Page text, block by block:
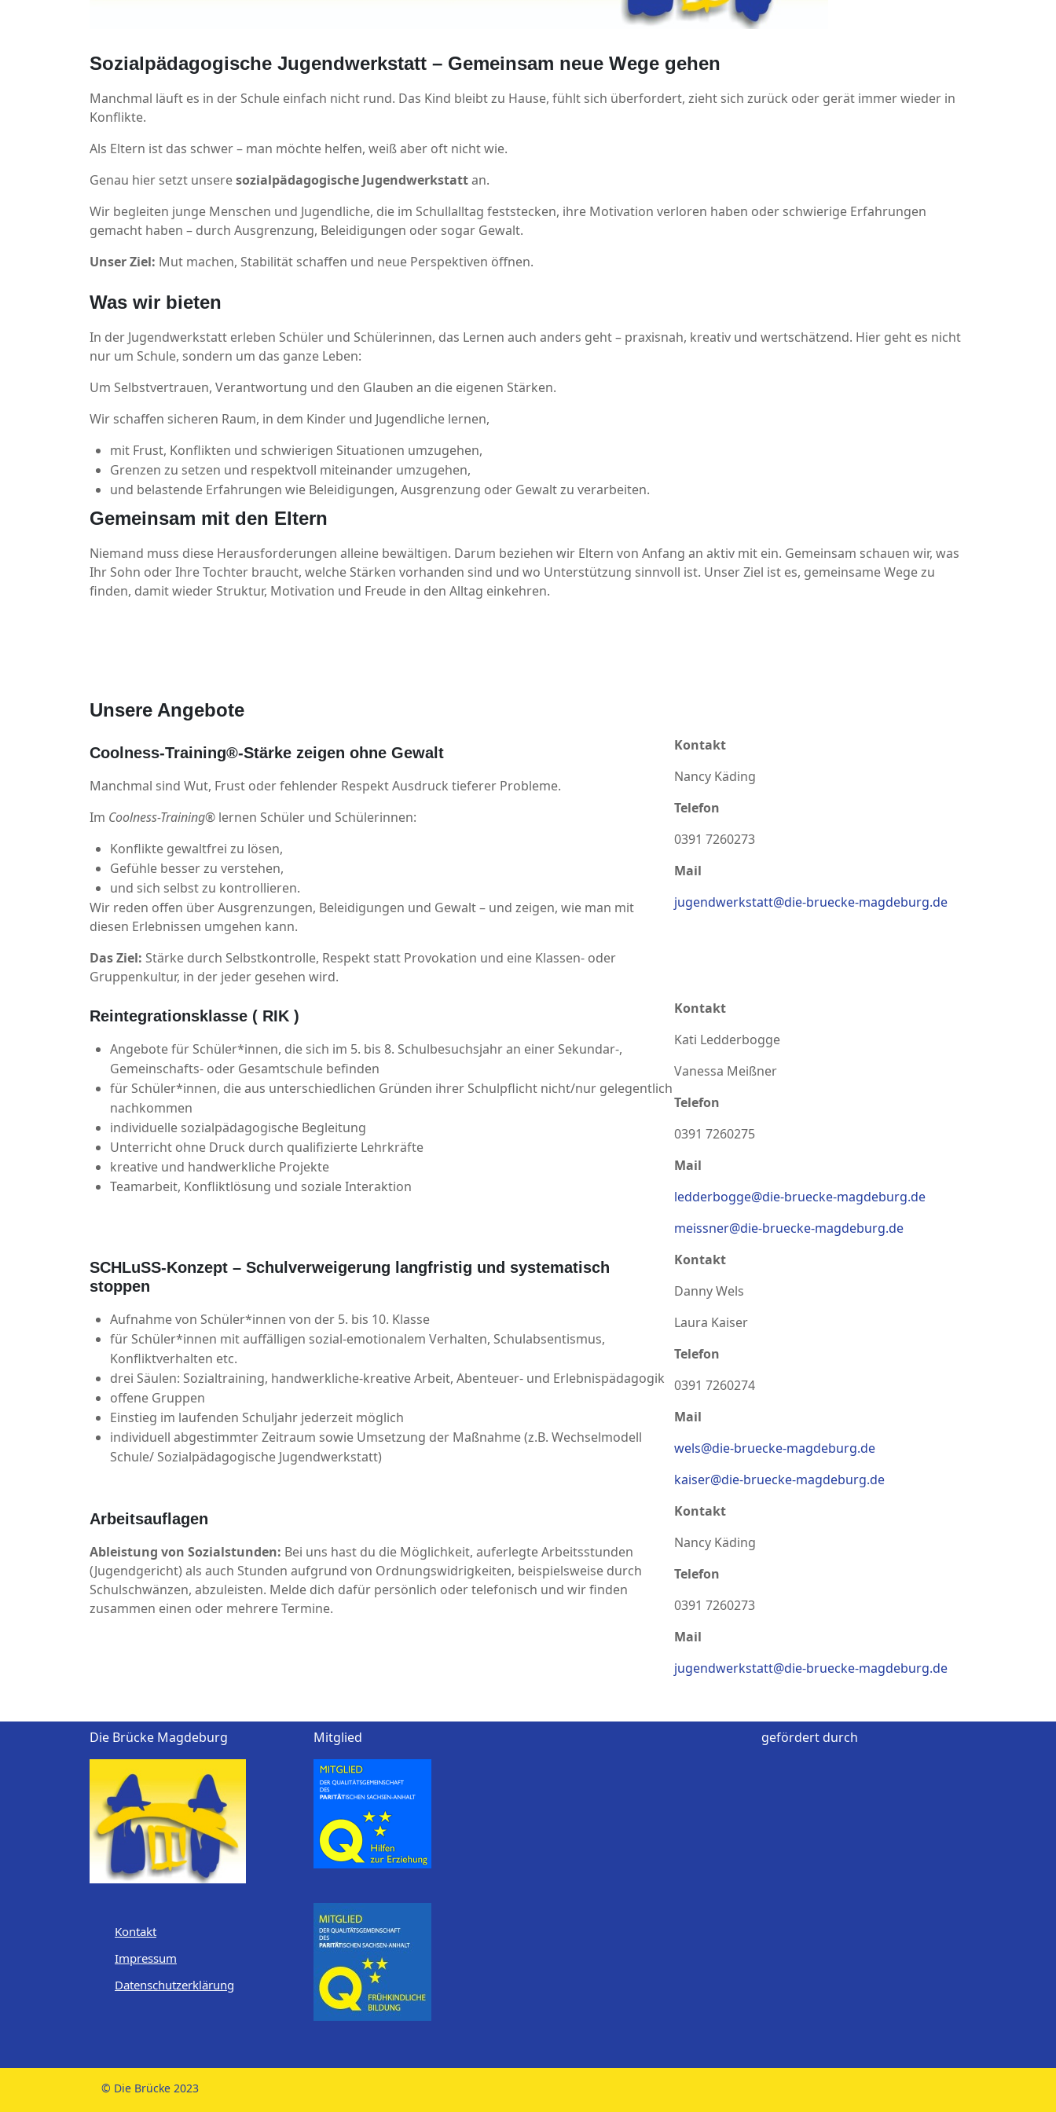
Sozialpädagogische Jugendwerkstatt – Gemeinsam neue Wege gehen
Manchmal läuft es in der Schule einfach nicht rund. Das Kind bleibt zu Hause, fühlt sich überfordert, zieht sich zurück oder gerät immer wieder in
Konflikte.
Als Eltern ist das schwer – man möchte helfen, weiß aber oft nicht wie.
Genau hier setzt unseresozialpädagogische Jugendwerkstattan.
Wir begleiten junge Menschen und Jugendliche, die im Schullalltag feststecken, ihre Motivation verloren haben oder schwierige Erfahrungen
gemacht haben – durch Ausgrenzung, Beleidigungen oder sogar Gewalt.
Unser Ziel: Mut machen, Stabilität schaffen und neue Perspektiven öffnen.
Was wir bieten
In der Jugendwerkstatt erleben Schüler und Schülerinnen, das Lernen auch anders geht – praxisnah, kreativ und wertschätzend. Hier geht es nicht
nur um Schule, sondern um das ganze Leben:
Um Selbstvertrauen, Verantwortung und den Glauben an die eigenen Stärken.
Wir schaffen sicheren Raum, in dem Kinder und Jugendliche lernen,
mit Frust, Konflikten und schwierigen Situationen umzugehen,
Grenzen zu setzen und respektvoll miteinander umzugehen,
und belastende Erfahrungen wie Beleidigungen, Ausgrenzung oder Gewalt zu verarbeiten.
Gemeinsam mit den Eltern
Niemand muss diese Herausforderungen alleine bewältigen. Darum beziehen wir Eltern von Anfang an aktiv mit ein. Gemeinsam schauen wir, was
Ihr Sohn oder Ihre Tochter braucht, welche Stärken vorhanden sind und wo Unterstützung sinnvoll ist. Unser Ziel ist es, gemeinsame Wege zu
finden, damit wieder Struktur, Motivation und Freude in den Alltag einkehren.
Unsere Angebote
Coolness-Training®-Stärke zeigen ohne Gewalt
Manchmal sind Wut, Frust oder fehlender Respekt Ausdruck tieferer Probleme.
Im Coolness-Training® lernen Schüler und Schülerinnen:
Konflikte gewaltfrei zu lösen,
Gefühle besser zu verstehen,
und sich selbst zu kontrollieren.
Wir reden offen über Ausgrenzungen, Beleidigungen und Gewalt – und zeigen, wie man mit
diesen Erlebnissen umgehen kann.
Das Ziel: Stärke durch Selbstkontrolle, Respekt statt Provokation und eine Klassen- oder
Gruppenkultur, in der jeder gesehen wird.
Kontakt
Nancy Käding
Telefon
0391 7260273
Mail
jugendwerkstatt@die-bruecke-magdeburg.de
Reintegrationsklasse ( RIK )
Angebote für Schüler*innen, die sich im 5. bis 8. Schulbesuchsjahr an einer Sekundar-,
Gemeinschafts- oder Gesamtschule befinden
für Schüler*innen, die aus unterschiedlichen Gründen ihrer Schulpflicht nicht/nur gelegentlich
nachkommen
individuelle sozialpädagogische Begleitung
Unterricht ohne Druck durch qualifizierte Lehrkräfte
kreative und handwerkliche Projekte
Teamarbeit, Konfliktlösung und soziale Interaktion
Kontakt
Kati Ledderbogge
Vanessa Meißner
Telefon
0391 7260275
Mail
ledderbogge@die-bruecke-magdeburg.de
meissner@die-bruecke-magdeburg.de
SCHLuSS-Konzept – Schulverweigerung langfristig und systematisch
stoppen
Aufnahme von Schüler*innen von der 5. bis 10. Klasse
für Schüler*innen mit auffälligen sozial-emotionalem Verhalten, Schulabsentismus,
Konfliktverhalten etc.
drei Säulen: Sozialtraining, handwerkliche-kreative Arbeit, Abenteuer- und Erlebnispädagogik
offene Gruppen
Einstieg im laufenden Schuljahr jederzeit möglich
individuell abgestimmter Zeitraum sowie Umsetzung der Maßnahme (z.B. Wechselmodell
Schule/ Sozialpädagogische Jugendwerkstatt)
Kontakt
Danny Wels
Laura Kaiser
Telefon
0391 7260274
Mail
wels@die-bruecke-magdeburg.de
kaiser@die-bruecke-magdeburg.de
Arbeitsauflagen
Ableistung von Sozialstunden: Bei uns hast du die Möglichkeit, auferlegte Arbeitsstunden
(Jugendgericht) als auch Stunden aufgrund von Ordnungswidrigkeiten, beispielsweise durch
Schulschwänzen, abzuleisten. Melde dich dafür persönlich oder telefonisch und wir finden
zusammen einen oder mehrere Termine.
Kontakt
Nancy Käding
Telefon
0391 7260273
Mail
jugendwerkstatt@die-bruecke-magdeburg.de
Die Brücke Magdeburg
Kontakt
Impressum
Datenschutzerklärung
Mitglied gefördert durch
© Die Brücke 2023